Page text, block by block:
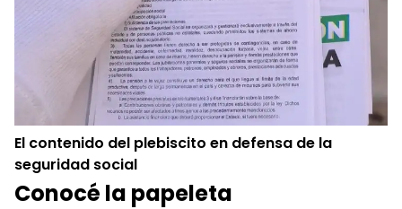
El contenido del plebiscito en defensa de la
seguridad social
Conocé la papeleta